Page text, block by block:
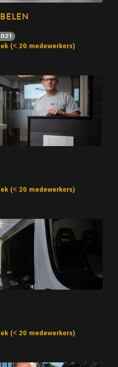
(< 20 medewerkers)
(< 20 medewerkers)
(< 20 medewerkers)